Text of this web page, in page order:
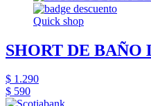
Quick shop
SHORT DE BAÑO
$ 1.290
$ 590